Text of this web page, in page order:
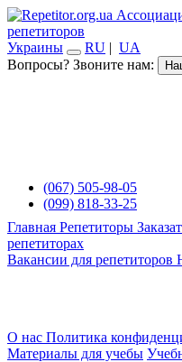
репетиторов
Украины
RU | UA
Вопросы? Звоните нам:
(067) 505-98-05
(099) 818-33-25
Главная Репетиторы
репетиторах
Вакансии для репетиторов
О нас Политика
Материалы для учебы